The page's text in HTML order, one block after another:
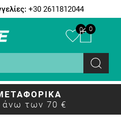
+30 2611812044
0 0
άνω των 70 €